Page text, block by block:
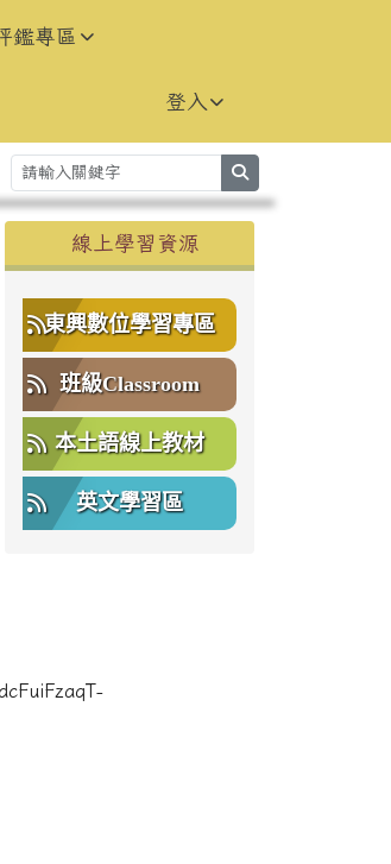
鑑專區
登入
右邊區域內容
線上學習資源
東興數位學習專區
班級Classroom
本土語線上教材
英文學習區